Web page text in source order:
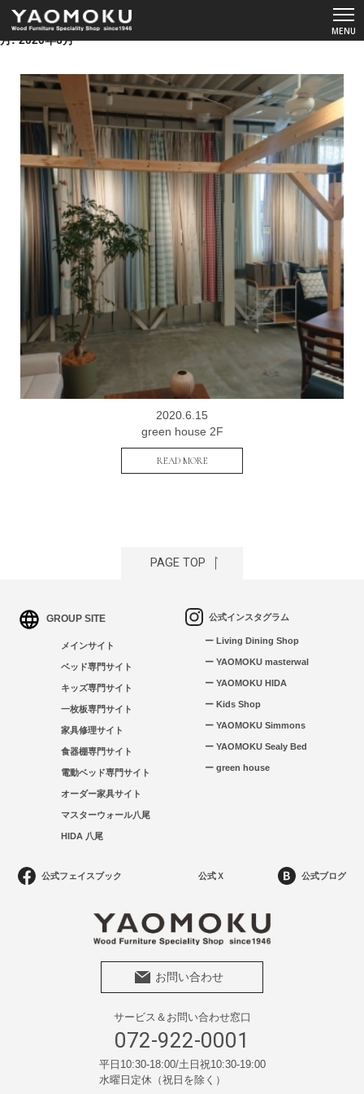
ショールーム
YAOMOKUについて
商品カタログ
スペシャルコンテンツ
よくあるご質問
お客様の声
月:2020年6月
2020.6.15
green house 2F
READ MORE
GROUP SITE
メインサイト
ベッド専門サイト
キッズ専門サイト
一枚板専門サイト
家具修理サイト
食器棚専門サイト
電動ベッド専門サイト
オーダー家具サイト
マスターウォール八尾
HIDA 八尾
公式インスタグラム
ー Living Dining Shop
ー YAOMOKU masterwal
ー YAOMOKU HIDA
ー Kids Shop
ー YAOMOKU Simmons
ー YAOMOKU Sealy Bed
ー green house
公式フェイスブック 公式Ｘ 公式ブログ
お問い合わせ
サービス＆お問い合わせ窓口
072-922-0001
平日10:30-18:00/土日祝10:30-19:00
水曜日定休（祝日を除く）
PAGE TOP